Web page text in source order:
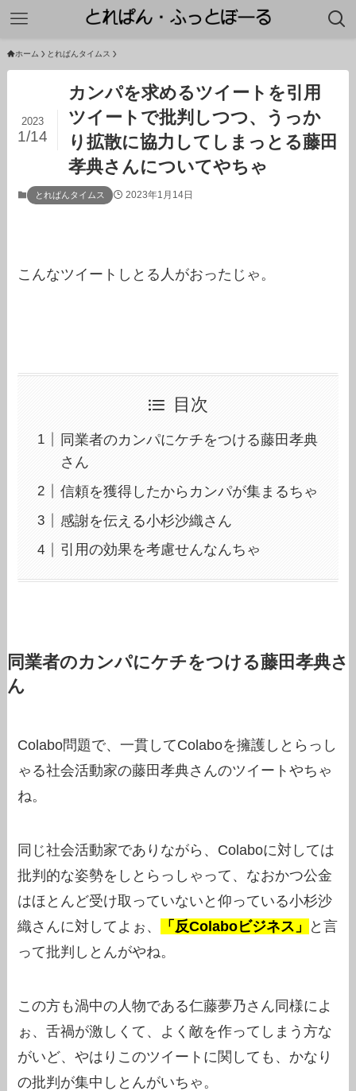
ホーム とれぱんタイムス
カンパを求めるツイートを引用
ツイートで批判しつつ、うっか
り拡散に協力してしまっとる藤田
孝典さんについてやちゃ
2023
1/14
とれぱんタイムス 2023年1月14日
こんなツイートしとる人がおったじゃ。
目次
同業者のカンパにケチをつける藤田孝典
さん
信頼を獲得したからカンパが集まるちゃ
感謝を伝える小杉沙織さん
引用の効果を考慮せんなんちゃ
同業者のカンパにケチをつける藤田孝典さ
ん
Colabo問題で、一貫してColaboを擁護しとらっし
ゃる社会活動家の藤田孝典さんのツイートやちゃ
ね。
同じ社会活動家でありながら、Colaboに対しては
批判的な姿勢をしとらっしゃって、なおかつ公金
はほとんど受け取っていないと仰っている小杉沙
織さんに対してよぉ、
「反Colaboビジネス」
と言
って批判しとんがやね。
この方も渦中の人物である仁藤夢乃さん同様によ
ぉ、舌禍が激しくて、よく敵を作ってしまう方な
がいど、やはりこのツイートに関しても、かなり
の批判が集中しとんがいちゃ。